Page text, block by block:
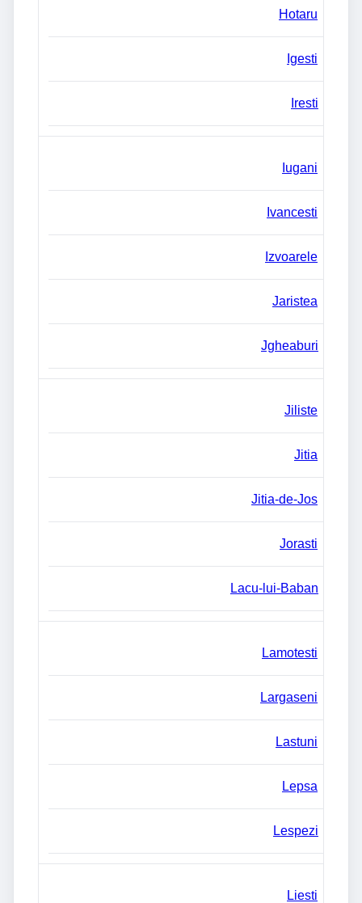
Hotaru
Igesti
Iresti
Iugani
Ivancesti
Izvoarele
Jaristea
Jgheaburi
Jiliste
Jitia
Jitia-de-Jos
Jorasti
Lacu-lui-Baban
Lamotesti
Largaseni
Lastuni
Lepsa
Lespezi
Liesti